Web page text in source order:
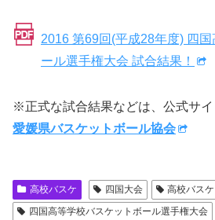
2016 第69回(平成28年度) 四
ール選手権大会 試合結果！
※正式な試合結果などは、公式サイ
愛媛県バスケットボール協会
高校バスケ 四国大会 高校バスケ
四国高等学校バスケットボール選手権大会